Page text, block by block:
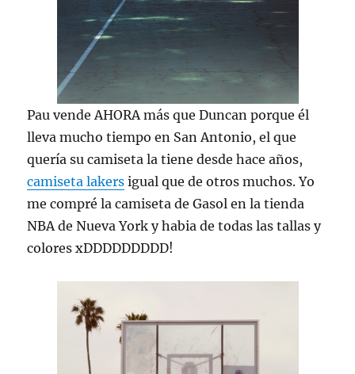
Pau vende AHORA más que Duncan porque él
lleva mucho tiempo en San Antonio, el que
quería su camiseta la tiene desde hace años,
camiseta lakers igual que de otros muchos. Yo
me compré la camiseta de Gasol en la tienda
NBA de Nueva York y habia de todas las tallas y
colores xDDDDDDDDD!